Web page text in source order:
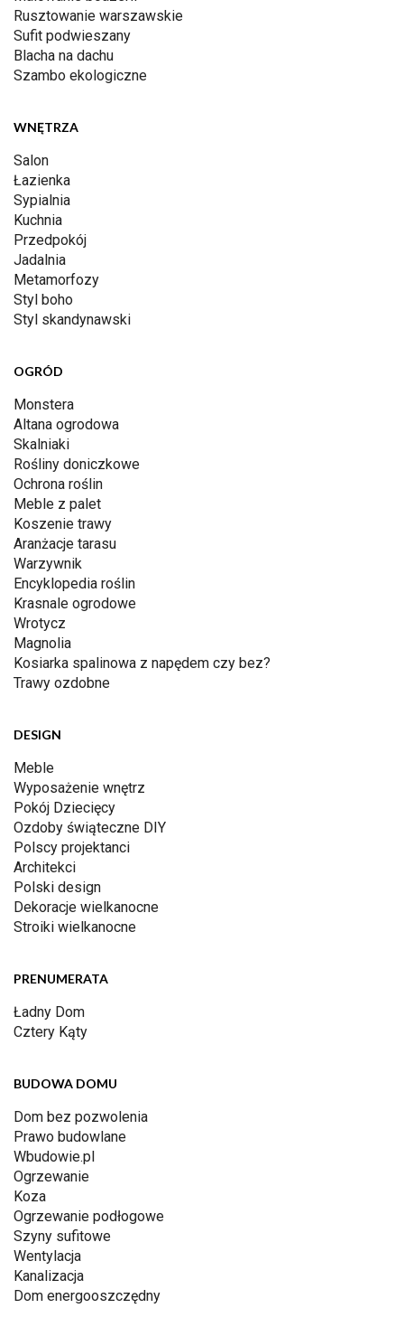
Rusztowanie warszawskie
Sufit podwieszany
Blacha na dachu
Szambo ekologiczne
WNĘTRZA
Salon
Łazienka
Sypialnia
Kuchnia
Przedpokój
Jadalnia
Metamorfozy
Styl boho
Styl skandynawski
OGRÓD
Monstera
Altana ogrodowa
Skalniaki
Rośliny doniczkowe
Ochrona roślin
Meble z palet
Koszenie trawy
Aranżacje tarasu
Warzywnik
Encyklopedia roślin
Krasnale ogrodowe
Wrotycz
Magnolia
Kosiarka spalinowa z napędem czy bez?
Trawy ozdobne
DESIGN
Meble
Wyposażenie wnętrz
Pokój Dziecięcy
Ozdoby świąteczne DIY
Polscy projektanci
Architekci
Polski design
Dekoracje wielkanocne
Stroiki wielkanocne
PRENUMERATA
Ładny Dom
Cztery Kąty
BUDOWA DOMU
Dom bez pozwolenia
Prawo budowlane
Wbudowie.pl
Ogrzewanie
Koza
Ogrzewanie podłogowe
Szyny sufitowe
Wentylacja
Kanalizacja
Dom energooszczędny